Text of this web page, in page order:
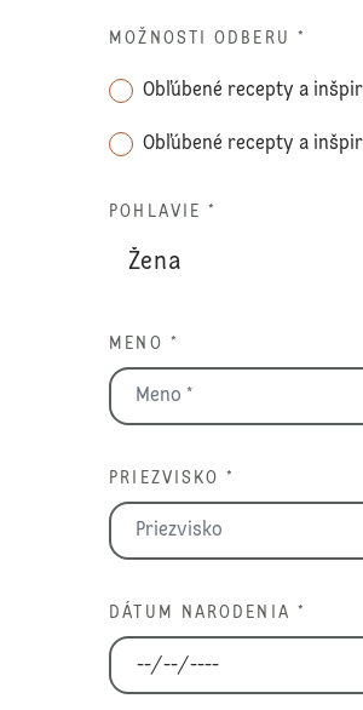
MOŽNOSTI ODBERU *
Obľúbené recepty a
Obľúbené recepty a
POHLAVIE *
MENO *
PRIEZVISKO *
DÁTUM NARODENIA *